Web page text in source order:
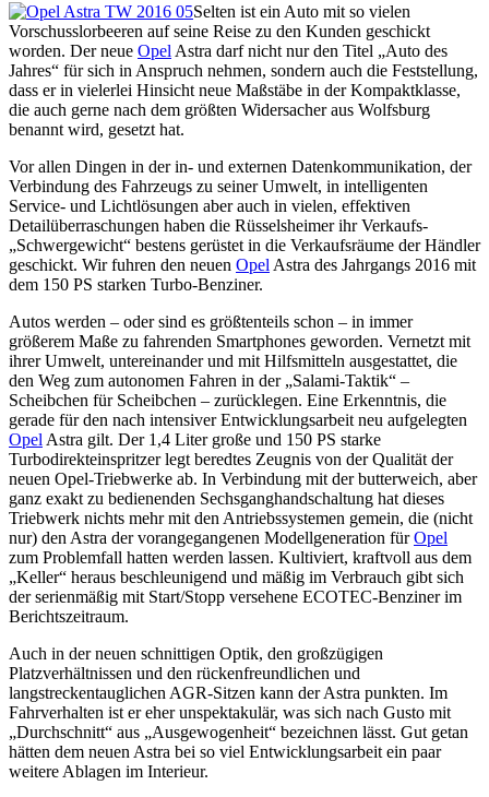
Selten ist ein Auto mit so vielen
Vorschusslorbeeren auf seine Reise zu den Kunden geschickt
worden. Der neue Opel Astra darf nicht nur den Titel „Auto des
Jahres“ für sich in Anspruch nehmen, sondern auch die Feststellung,
dass er in vielerlei Hinsicht neue Maßstäbe in der Kompaktklasse,
die auch gerne nach dem größten Widersacher aus Wolfsburg
benannt wird, gesetzt hat.
Vor allen Dingen in der in- und externen Datenkommunikation, der
Verbindung des Fahrzeugs zu seiner Umwelt, in intelligenten
Service- und Lichtlösungen aber auch in vielen, effektiven
Detailüberraschungen haben die Rüsselsheimer ihr Verkaufs-
„Schwergewicht“ bestens gerüstet in die Verkaufsräume der Händler
geschickt. Wir fuhren den neuen Opel Astra des Jahrgangs 2016 mit
dem 150 PS starken Turbo-Benziner.
Autos werden – oder sind es größtenteils schon – in immer
größerem Maße zu fahrenden Smartphones geworden. Vernetzt mit
ihrer Umwelt, untereinander und mit Hilfsmitteln ausgestattet, die
den Weg zum autonomen Fahren in der „Salami-Taktik“ –
Scheibchen für Scheibchen – zurücklegen. Eine Erkenntnis, die
gerade für den nach intensiver Entwicklungsarbeit neu aufgelegten
Opel Astra gilt. Der 1,4 Liter große und 150 PS starke
Turbodirekteinspritzer legt beredtes Zeugnis von der Qualität der
neuen Opel-Triebwerke ab. In Verbindung mit der butterweich, aber
ganz exakt zu bedienenden Sechsganghandschaltung hat dieses
Triebwerk nichts mehr mit den Antriebssystemen gemein, die (nicht
nur) den Astra der vorangegangenen Modellgeneration fürOpel
zum Problemfall hatten werden lassen. Kultiviert, kraftvoll aus dem
„Keller“ heraus beschleunigend und mäßig im Verbrauch gibt sich
der serienmäßig mit Start/Stopp versehene ECOTEC-Benziner im
Berichtszeitraum.
Auch in der neuen schnittigen Optik, den großzügigen
Platzverhältnissen und den rückenfreundlichen und
langstreckentauglichen AGR-Sitzen kann der Astra punkten. Im
Fahrverhalten ist er eher unspektakulär, was sich nach Gusto mit
„Durchschnitt“ aus „Ausgewogenheit“ bezeichnen lässt. Gut getan
hätten dem neuen Astra bei so viel Entwicklungsarbeit ein paar
weitere Ablagen im Interieur.